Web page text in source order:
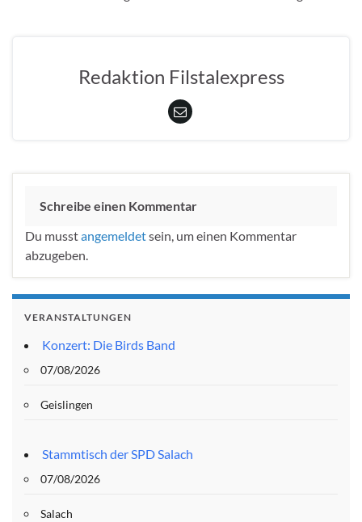
Redaktion Filstalexpress
Schreibe einen Kommentar
Du musstangemeldetsein, um einen Kommentar
abzugeben.
VERANSTALTUNGEN
Konzert: Die Birds Band
07/08/2026
Geislingen
Stammtisch der SPD Salach
07/08/2026
Salach